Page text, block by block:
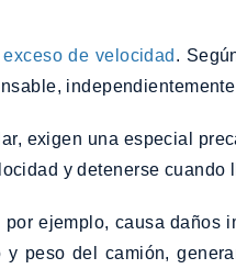
exceso de velocidad .
exigen una especial
y detenerse
ejemplo, causa daños
peso del camión,